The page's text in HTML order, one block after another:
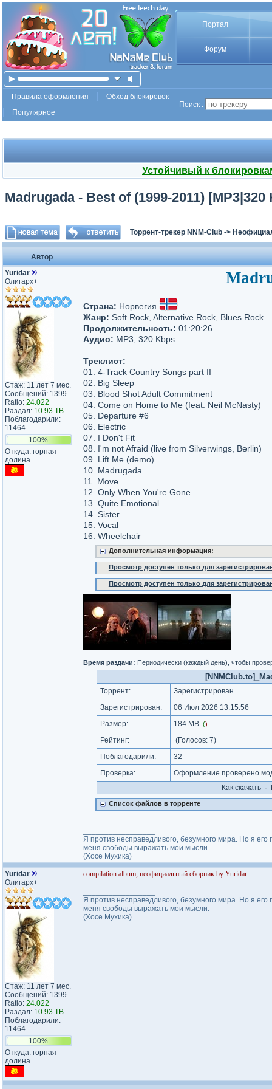
Портал
Форум
Правила оформления
Обход блокировок
Популярное
Поиск :
Устойчивый к
Madrugada - Best of (1999-2011)
Торрент-трекер NNM-Club ->
Автор
Yuridar ®
Олигарх+
Стаж: 11 лет 7 мес.
Сообщений: 1399
Ratio: 24.022
Раздал: 10.93 TB
Поблагодарили:
11464
100%
Откуда: горная
долина
Страна: Норвегия
Жанр: Soft Rock, Alternative Rock, Blues Rock
Продолжительность: 01:20:26
Аудио: MP3, 320 Kbps
Треклист:
01. 4-Track Country Songs part II
02. Big Sleep
03. Blood Shot Adult Commitment
04. Come on Home to Me (feat. Neil McNasty)
05. Departure #6
06. Electric
07. I Don't Fit
08. I'm not Afraid (live from Silverwings, Berlin)
09. Lift Me (demo)
10. Madrugada
11. Move
12. Only When You're Gone
13. Quite Emotional
14. Sister
15. Vocal
16. Wheelchair
Дополнительная информация:
Просмотр доступен только для
Просмотр доступен только для
Время раздачи: Периодически (каждый день), чтобы
Торрент:
Зарегистрирован
Зарегистрирован:
06 Июл 2026 13:15:56
Размер:
184 MB ()
Рейтинг: (Голосов: 7)
Поблагодарили:
32
Проверка:
Оформление проверено
Как cкачать·
Список файлов в торренте
Я против несправедливого, безумного мира. Но я
меня свободы выражать мои мысли.
(Хосе Мухика)
Yuridar ®
Олигарх+
Стаж: 11 лет 7 мес.
Сообщений: 1399
Ratio: 24.022
Раздал: 10.93 TB
Поблагодарили:
11464
100%
Откуда: горная
долина
compilation album, неофициальный сборник by Yuridar
Я против несправедливого, безумного мира. Но я
меня свободы выражать мои мысли.
(Хосе Мухика)